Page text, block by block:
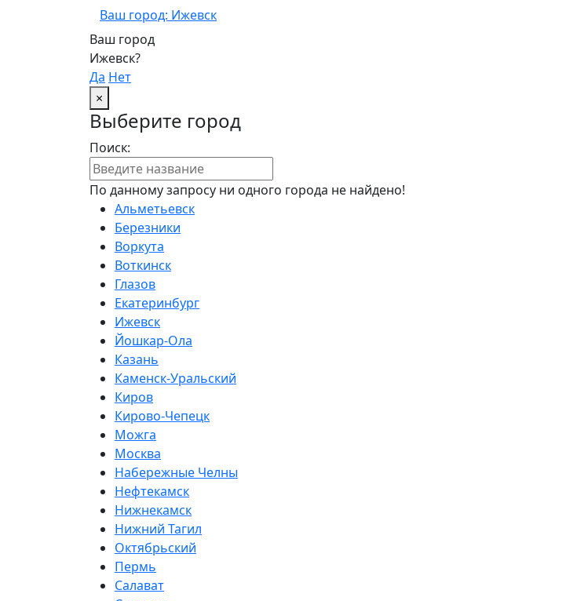
Ваш город: Ижевск
Ваш город
Ижевск?
Да Нет
×
Выберите город
Поиск:
По данному запросу ни одного города не найдено!
Альметьевск
Березники
Воркута
Воткинск
Глазов
Екатеринбург
Ижевск
Йошкар-Ола
Казань
Каменск-Уральский
Киров
Кирово-Чепецк
Можга
Москва
Набережные Челны
Нефтекамск
Нижнекамск
Нижний Тагил
Октябрьский
Пермь
Салават